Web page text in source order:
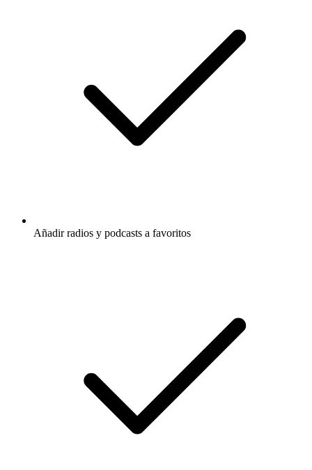
Añadir radios y podcasts a favoritos